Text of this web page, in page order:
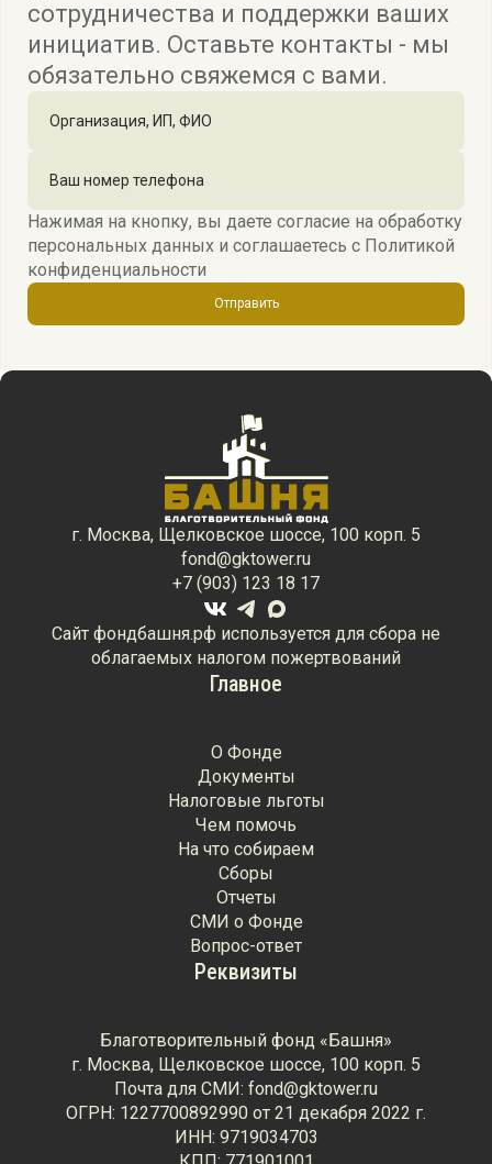
сотрудничества и поддержки ваших
инициатив. Оставьте контакты - мы
обязательно свяжемся с вами.
Нажимая на кнопку, вы даете согласие на обработку
персональных данных и соглашаетесь c Политикой
конфиденциальности
Отправить
Главное
О Фонде
Документы
Налоговые льготы
Чем помочь
На что собираем
Сборы
Отчеты
СМИ о Фонде
Вопрос-ответ
г. Москва, Щелковское шоссе, 100 корп. 5
fond@gktower.ru
+7 (903) 123 18 17
Сайт фондбашня.рф используется для сбора не
облагаемых налогом пожертвований
Реквизиты
Благотворительный фонд «Башня»
г. Москва, Щелковское шоссе, 100 корп. 5
Почта для СМИ: fond@gktower.ru
ОГРН: 1227700892990 от 21 декабря 2022 г.
ИНН: 9719034703